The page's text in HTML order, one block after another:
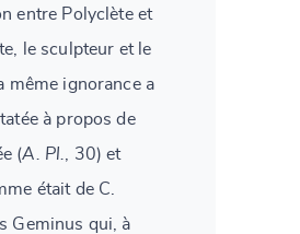
entre Polyclète et
le sculpteur et le
même ignorance a
à propos de
(A. Pl.
, 30) et
était de C.
Geminus qui, à
SUBMIT & CHANGE